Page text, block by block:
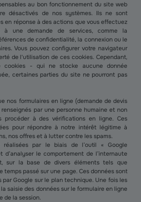
au bon fonctionnement du site web
désactivés de nos systèmes. Ils ne sont
en réponse à des actions que vous effectuez
à une demande de services, comme la
de confidentialité, la connexion ou le
Vous pouvez configurer votre navigateur
de l'utilisation de ces cookies. Cependant,
- qui ne stocke aucune donnée
certaines parties du site ne pourront pas
nos formulaires en ligne (demande de devis
par une personne humaine et non
procéder à des vérifications en ligne. Ces
pour répondre à notre intérêt légitime à
nos offres et à lutter contre les spams.
réalisées par le biais de l’outil « Google
d’analyser le comportement de l’internaute
sur la base de divers éléments tels que
temps passé sur une page. Ces données sont
Google sur le plan technique. Une fois les
saisie des données sur le formulaire en ligne
de la session.